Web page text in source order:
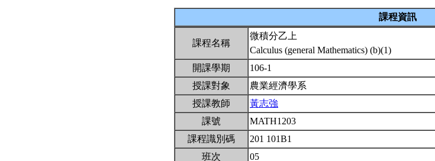
課程資訊
課程名稱
微積分乙上
Calculus (general Mathematics) (b)(1)
開課學期
106-1
授課對象
農業經濟學系
授課教師
黃志強
課號
MATH1203
課程識別碼
201 101B1
班次
05